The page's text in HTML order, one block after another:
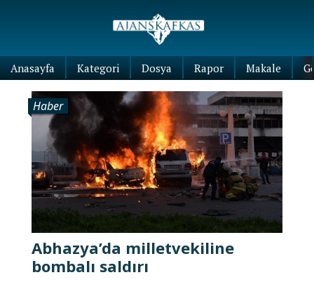
Anasayfa Kategori Dosya Rapor Makale
Haber
Abhazya’da milletvekiline
bombalı saldırı